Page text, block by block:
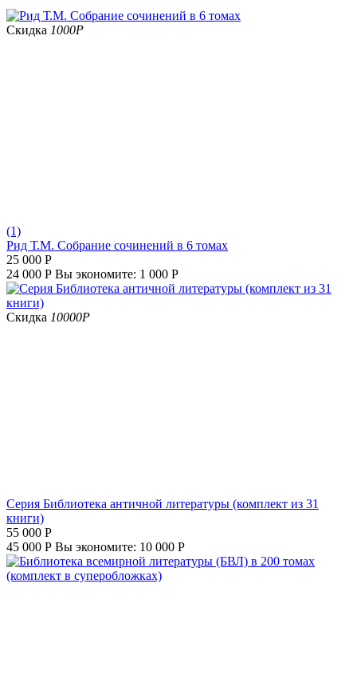
Скидка 1000Р
(1)
Рид Т.М. Собрание сочинений в 6 томах
25 000 Р
24 000 Р Вы экономите: 1 000 Р
Скидка 10000Р
Серия Библиотека античной литературы (комплект из 31
книги)
55 000 Р
45 000 Р Вы экономите: 10 000 Р